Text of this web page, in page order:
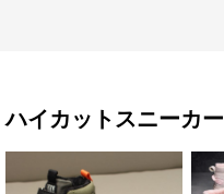
ハイカットスニーカー